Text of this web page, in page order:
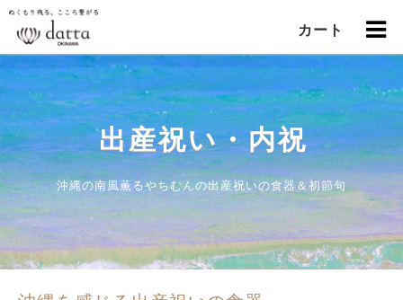
カート
出産祝い・内祝
沖縄の南風薫るやちむんの出産祝いの食器＆初節句